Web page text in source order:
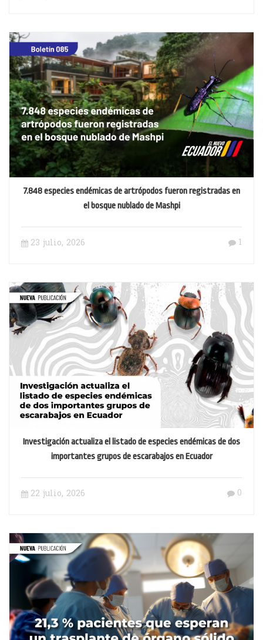
7.848 especies endémicas de artrópodos fueron registradas en
el bosque nublado de Mashpi
23 julio, 2026 1
Investigación actualiza el listado de especies endémicas de dos
importantes grupos de escarabajos en Ecuador
22 julio, 2026 0